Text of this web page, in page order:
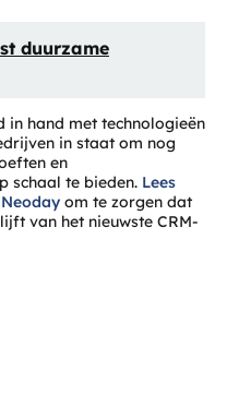
duurzame
in hand met technologieën
in staat om nog
en
schaal te bieden. Lees
om te zorgen dat
van het nieuwste CRM-